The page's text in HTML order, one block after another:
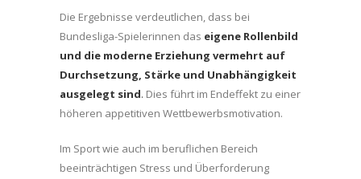
Die Ergebnisse verdeutlichen, dass bei
Bundesliga-Spielerinnen das eigene Rollenbild
und die moderne Erziehung vermehrt auf
Durchsetzung, Stärke und Unabhängigkeit
ausgelegt sind. Dies führt im Endeffekt zu einer
höheren appetitiven Wettbewerbsmotivation.
Im Sport wie auch im beruflichen Bereich
beeinträchtigen Stress und Überforderung